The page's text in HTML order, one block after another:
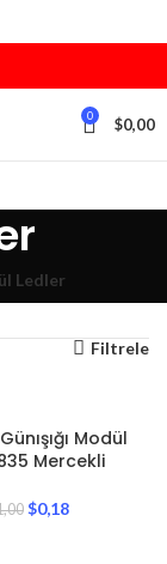
0 $0,00
Ledler
Filtrele
Modül
Mercekli
$0,18